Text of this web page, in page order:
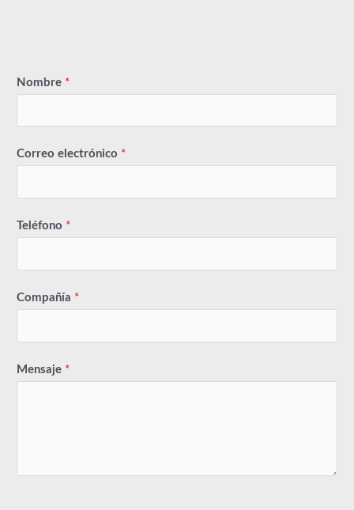
Nombre *
Correo electrónico *
Teléfono *
Compañía *
Mensaje *